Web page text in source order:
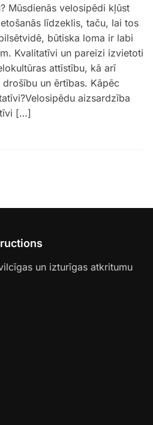
Mūsdienās velosipēdi kļūst
līdzeklis, taču, lai tos
būtiska loma ir labi
Kvalitatīvi un pareizi izvietoti
attīstību, kā arī
un ērtības. Kāpēc
aizsardzība
[…]
un izturīgas atkritumu